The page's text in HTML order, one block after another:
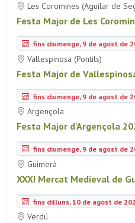
Les Coromines (Aguilar de
Festa Major de Les
fins diumenge, 9 de agost de
Vallespinosa (Pontils)
Festa Major de
fins diumenge, 9 de agost de
Argençola
Festa Major d'Argençola
fins diumenge, 9 de agost de
Guimerà
XXXI Mercat Medieval de
fins dilluns, 10 de agost de
Verdú